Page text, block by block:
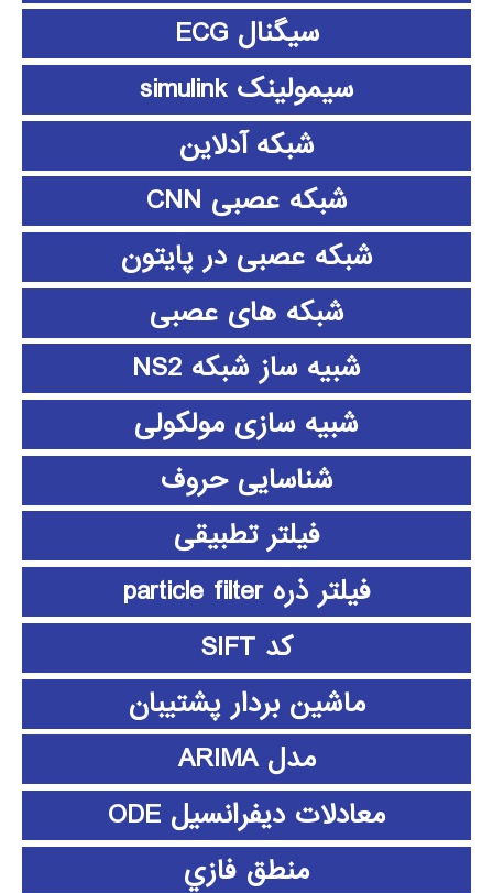
سیگنال ECG
سیمولینک simulink
شبکه آدلاین
شبکه عصبی CNN
شبکه عصبی در پایتون
شبکه های عصبی
شبیه ساز شبکه NS2
شبیه سازی مولکولی
شناسایی حروف
فیلتر تطبیقی
فیلتر ذره particle filter
کد SIFT
ماشین بردار پشتیبان
مدل ARIMA
معادلات دیفرانسیل ODE
منطق فازي